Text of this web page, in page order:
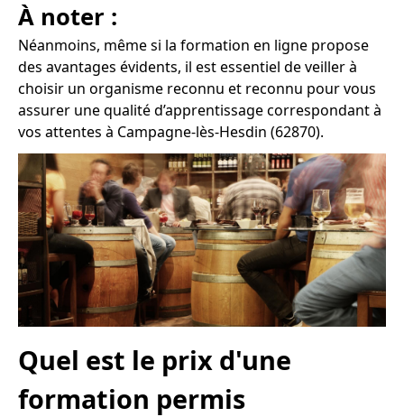
À noter :
Néanmoins, même si la formation en ligne propose
des avantages évidents, il est essentiel de veiller à
choisir un organisme reconnu et reconnu pour vous
assurer une qualité d’apprentissage correspondant à
vos attentes à Campagne-lès-Hesdin (62870).
Quel est le prix d'une
formation permis